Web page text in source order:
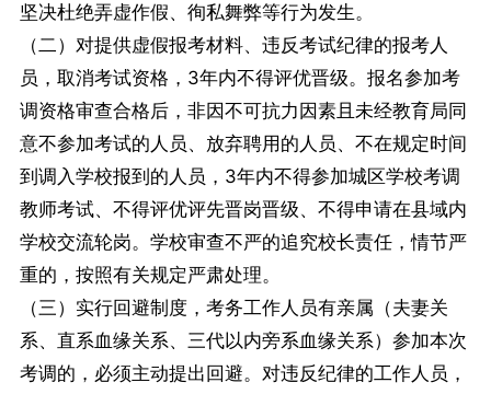
坚决杜绝弄虚作假、徇私舞弊等行为发生。
（二）对提供虚假报考材料、违反考试纪律的报考人
员，取消考试资格，3年内不得评优晋级。报名参加考
调资格审查合格后，非因不可抗力因素且未经教育局同
意不参加考试的人员、放弃聘用的人员、不在规定时间
到调入学校报到的人员，3年内不得参加城区学校考调
教师考试、不得评优评先晋岗晋级、不得申请在县域内
学校交流轮岗。学校审查不严的追究校长责任，情节严
重的，按照有关规定严肃处理。
（三）实行回避制度，考务工作人员有亲属（夫妻关
系、直系血缘关系、三代以内旁系血缘关系）参加本次
考调的，必须主动提出回避。对违反纪律的工作人员，